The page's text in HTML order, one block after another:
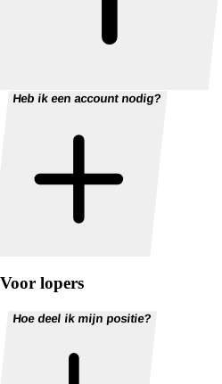
Heb ik een account nodig?
Voor lopers
Hoe deel ik mijn positie?